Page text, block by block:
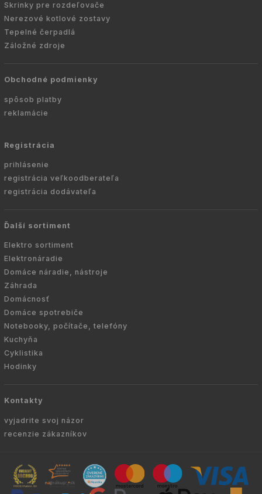
Skrinky pre rozdeľovače
Nerezové kotlové zostavy
Tepelné čerpadlá
Záložné zdroje
Obchodné podmienky
spôsob platby
reklamácie
Registrácia
prihlásenie
registrácia veľkoodberateľa
registrácia dodávateľa
Ďalší sortiment
Elektro sortiment
Elektronáradie
Domáce náradie, nástroje
Záhrada
Domácnosť
Domáce spotrebiče
Notebooky, počítače, telefóny
Kuchyňa
Cyklistika
Hodinky
Kontakty
vyjadrite svoj názor
recenzie zákazníkov